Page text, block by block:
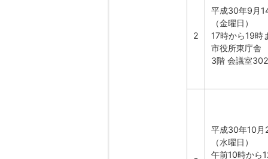
2
平成30年9月
（金曜日）
17時から19時
市役所東庁舎
3階 会議室302
平成30年10月
（水曜日）
午前10時から